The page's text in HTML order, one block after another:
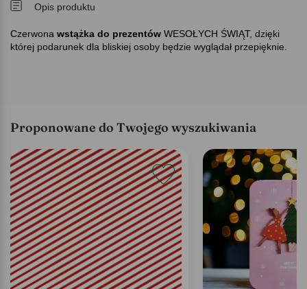
Opis produktu
Czerwona wstążka do prezentów WESOŁYCH ŚWIĄT, dzięki
której podarunek dla bliskiej osoby będzie wyglądał przepięknie.
Proponowane do Twojego wyszukiwania